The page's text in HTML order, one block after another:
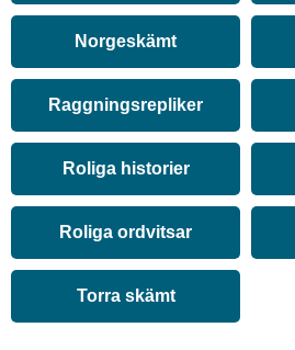
Norgeskämt
Raggningsrepliker
Roliga historier
Roliga ordvitsar
Torra skämt